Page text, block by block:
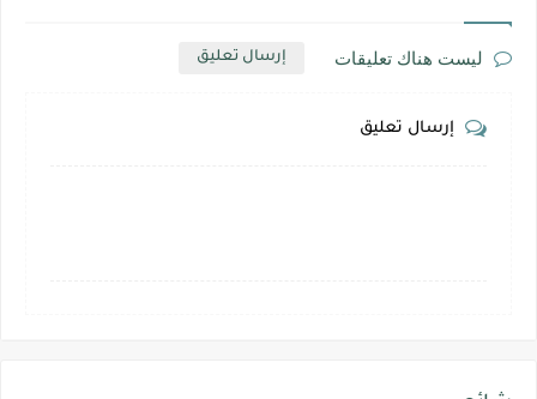
ليست هناك تعليقات إرسال تعليق
إرسال تعليق